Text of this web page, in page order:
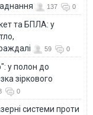
137 0
та БПЛА: у
59 0
у полон до
зіркового
0
системи проти